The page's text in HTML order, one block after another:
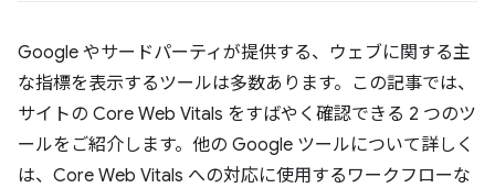
Google やサードパーティが提供する、ウェブに関する主
な指標を表示するツールは多数あります。この記事では、
サイトの Core Web Vitals をすばやく確認できる 2 つのツ
ールをご紹介します。他の Google ツールについて詳しく
は、Core Web Vitals への対応に使用するワークフローな